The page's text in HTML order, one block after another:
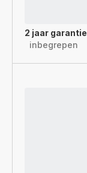
2 jaar garantie
inbegrepen